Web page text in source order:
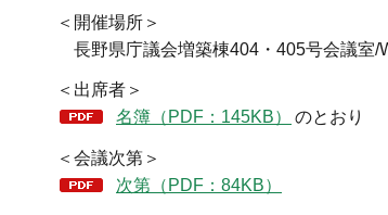
＜開催場所＞
長野県庁議会増築棟404・405号会議室/
＜出席者＞
名簿（PDF：145KB）
のとおり
＜会議次第＞
次第（PDF：84KB）